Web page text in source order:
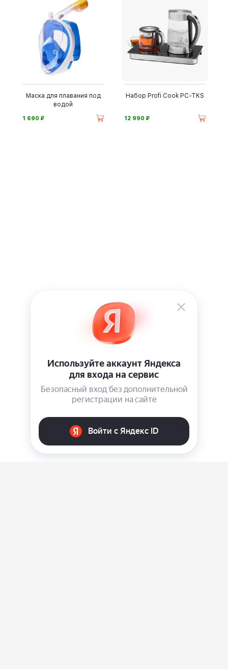
Маска для плавания под
водой
1 690 ⃏
Набор Profi Cook PC-TKS
12 990 ⃏